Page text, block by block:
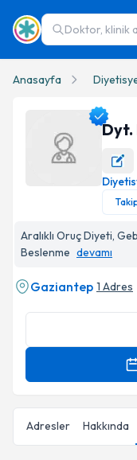
Doktor, klinik
Anasayfa
Dyt. Dilara Özkara
Dyt.
Aralıklı Oruç Diyeti,
Beslenme devamı
Gaziantep 1 Adres
Adresler Hakkında